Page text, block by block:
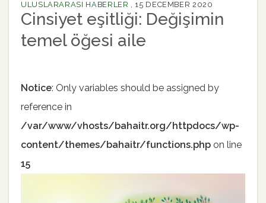
ULUSLARARASI HABERLER , 15 DECEMBER 2020
Cinsiyet eşitliği: Değişimin
temel öğesi aile
Notice: Only variables should be assigned by
reference in
/var/www/vhosts/bahaitr.org/httpdocs/wp-
content/themes/bahaitr/functions.php on line
15